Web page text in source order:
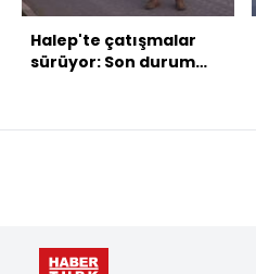
Halep'te çatışmalar
sürüyor: Son durum